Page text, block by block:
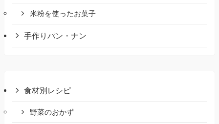
米粉を使ったお菓子
手作りパン・ナン
食材別レシピ
野菜のおかず